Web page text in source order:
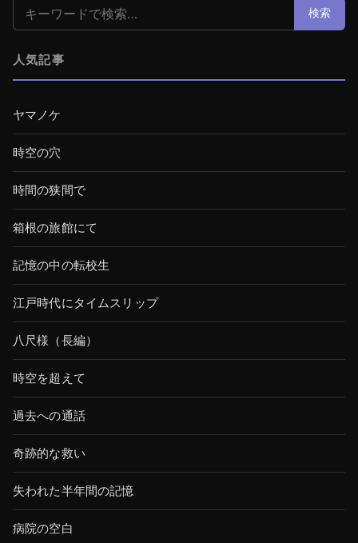
検索: 検索
人気記事
ヤマノケ
時空の穴
時間の狭間で
箱根の旅館にて
記憶の中の転校生
江戸時代にタイムスリップ
八尺様（長編）
時空を超えて
過去への通話
奇跡的な救い
失われた半年間の記憶
病院の空白